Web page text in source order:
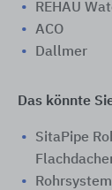
REHAU
ACO
Dallmer
Das könnte
SitaPipe